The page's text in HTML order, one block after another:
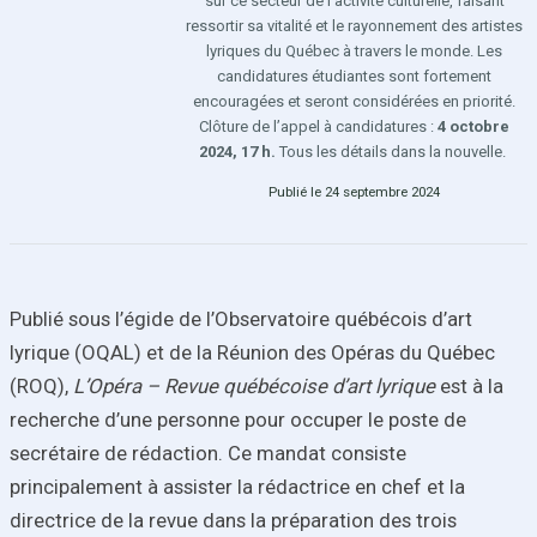
ressortir sa vitalité et le rayonnement des artistes
lyriques du Québec à travers le monde. Les
candidatures étudiantes sont fortement
encouragées et seront considérées en priorité.
Clôture de l’appel à candidatures :4 octobre
2024, 17 h.Tous les détails dans la nouvelle.
Publié le 24 septembre 2024
Publié sous l’égide de l’Observatoire québécois d’art
lyrique (OQAL) et de la Réunion des Opéras du Québec
(ROQ), L’Opéra – Revue québécoise d’art lyriqueest à la
recherche d’une personne pour occuper le poste de
secrétaire de rédaction. Ce mandat consiste
principalement à assister la rédactrice en chef et la
directrice de la revue dans la préparation des trois